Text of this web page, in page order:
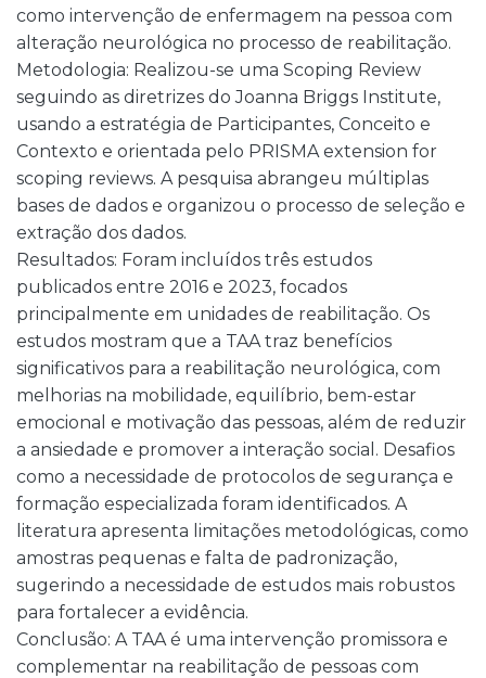
como intervenção de enfermagem na pessoa com
alteração neurológica no processo de reabilitação.
Metodologia: Realizou-se uma Scoping Review
seguindo as diretrizes do Joanna Briggs Institute,
usando a estratégia de Participantes, Conceito e
Contexto e orientada pelo PRISMA extension for
scoping reviews. A pesquisa abrangeu múltiplas
bases de dados e organizou o processo de seleção e
extração dos dados.
Resultados: Foram incluídos três estudos
publicados entre 2016 e 2023, focados
principalmente em unidades de reabilitação. Os
estudos mostram que a TAA traz benefícios
significativos para a reabilitação neurológica, com
melhorias na mobilidade, equilíbrio, bem-estar
emocional e motivação das pessoas, além de reduzir
a ansiedade e promover a interação social. Desafios
como a necessidade de protocolos de segurança e
formação especializada foram identificados. A
literatura apresenta limitações metodológicas, como
amostras pequenas e falta de padronização,
sugerindo a necessidade de estudos mais robustos
para fortalecer a evidência.
Conclusão: A TAA é uma intervenção promissora e
complementar na reabilitação de pessoas com